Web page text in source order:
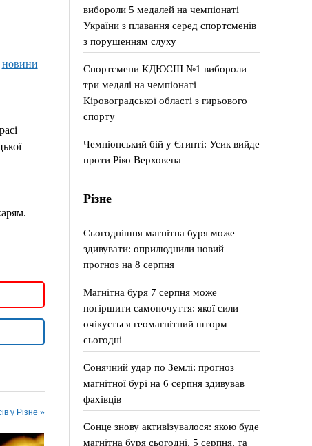
новини
у Різне »
вибороли 5 медалей на чемпіонаті
України з плавання серед спортсменів
з порушенням слуху
Спортсмени КДЮСШ №1 вибороли
три медалі на чемпіонаті
Кіровоградської області з гирьового
спорту
Чемпіонський бій у Єгипті: Усик вийде
проти Ріко Верховена
Різне
Сьогоднішня магнітна буря може
здивувати: оприлюднили новий
прогноз на 8 серпня
Магнітна буря 7 серпня може
погіршити самопочуття: якої сили
очікується геомагнітний шторм
сьогодні
Сонячний удар по Землі: прогноз
магнітної бурі на 6 серпня здивував
фахівців
Сонце знову активізувалося: якою буде
магнітна буря сьогодні, 5 серпня, та